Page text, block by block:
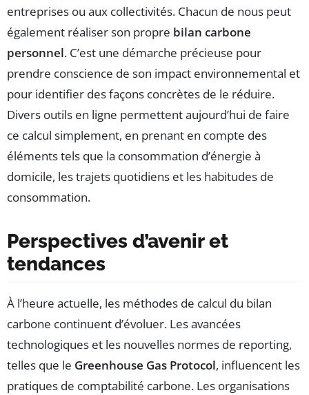
entreprises ou aux collectivités. Chacun de nous peut
également réaliser son propre bilan carbone
personnel. C’est une démarche précieuse pour
prendre conscience de son impact environnemental et
pour identifier des façons concrètes de le réduire.
Divers outils en ligne permettent aujourd’hui de faire
ce calcul simplement, en prenant en compte des
éléments tels que la consommation d’énergie à
domicile, les trajets quotidiens et les habitudes de
consommation.
Perspectives d’avenir et
tendances
À l’heure actuelle, les méthodes de calcul du bilan
carbone continuent d’évoluer. Les avancées
technologiques et les nouvelles normes de reporting,
telles que le Greenhouse Gas Protocol, influencent les
pratiques de comptabilité carbone. Les organisations